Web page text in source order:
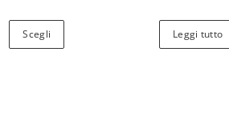
Scegli Leggi tutto